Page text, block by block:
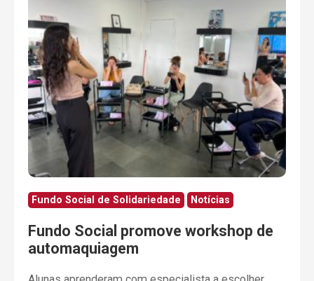
Fundo Social de Solidariedade Notícias
Fundo Social promove workshop de
automaquiagem